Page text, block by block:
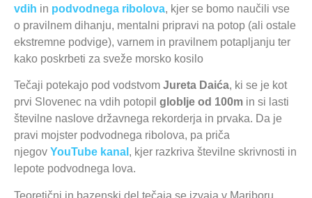
vdih in podvodnega ribolova, kjer se bomo naučili vse
o pravilnem dihanju, mentalni pripravi na potop (ali ostale
ekstremne podvige), varnem in pravilnem potapljanju ter
kako poskrbeti za sveže morsko kosilo
Tečaji potekajo pod vodstvom Jureta Daića, ki se je kot
prvi Slovenec na vdih potopil globlje od 100m in si lasti
številne naslove državnega rekorderja in prvaka. Da je
pravi mojster podvodnega ribolova, pa priča
njegov YouTube kanal , kjer razkriva številne skrivnosti in
lepote podvodnega lova.
Teoretični in bazenski del tečaja se izvaja v Mariboru